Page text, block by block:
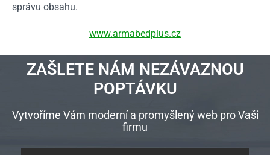
správu obsahu.
www.armabedplus.cz
ZAŠLETE NÁM NEZÁVAZNOU
POPTÁVKU
Vytvoříme Vám moderní a promyšlený web pro Vaši
firmu